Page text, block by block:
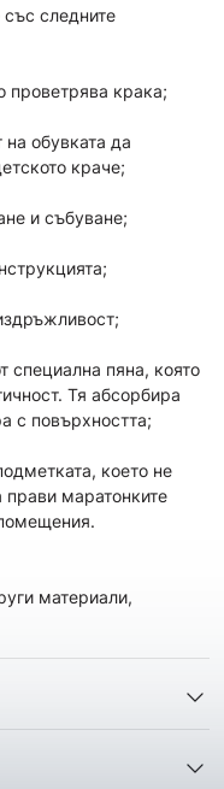
следните
крака;
на обувката да
краче;
и събуване;
специална пяна, която
Тя абсорбира
с повърхността;
което не
прави маратонките
материали,